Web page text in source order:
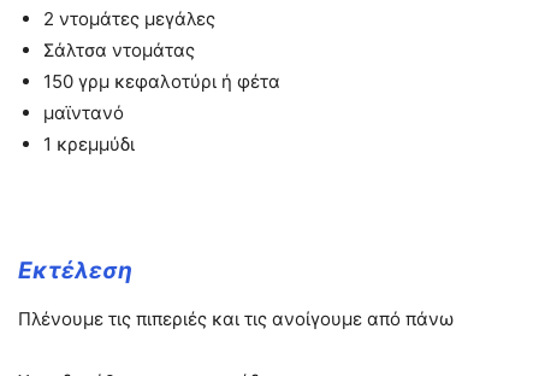
2 ντομάτες μεγάλες
Σάλτσα ντομάτας
150 γρμ κεφαλοτύρι ή φέτα
μαϊντανό
1 κρεμμύδι
Εκτέλεση
Πλένουμε τις πιπεριές και τις ανοίγουμε από πάνω